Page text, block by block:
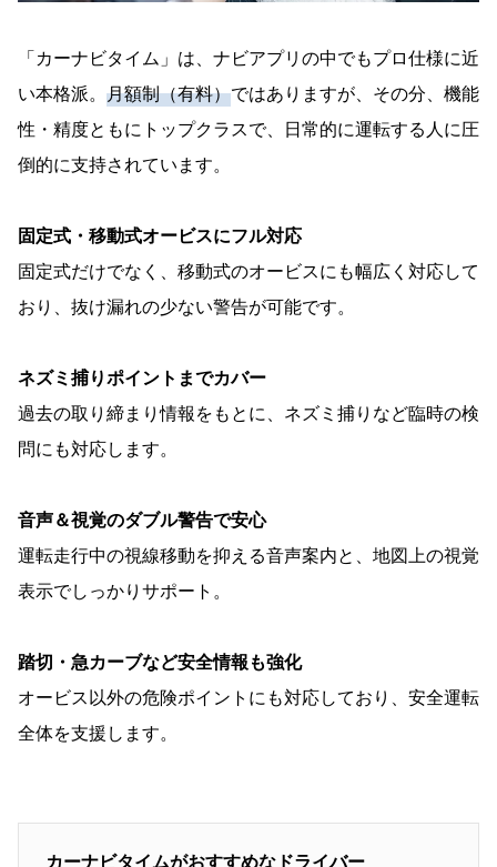
「カーナビタイム」は、ナビアプリの中でもプロ仕様に近
い本格派。 月額制（有料）ではありますが、その分、機能
性・精度ともにトップクラスで、日常的に運転する人に圧
倒的に支持されています。
固定式・移動式オービスにフル対応
固定式だけでなく、移動式のオービスにも幅広く対応して
おり、抜け漏れの少ない警告が可能です。
ネズミ捕りポイントまでカバー
過去の取り締まり情報をもとに、ネズミ捕りなど臨時の検
問にも対応します。
音声＆視覚のダブル警告で安心
運転走行中の視線移動を抑える音声案内と、地図上の視覚
表示でしっかりサポート。
踏切・急カーブなど安全情報も強化
オービス以外の危険ポイントにも対応しており、安全運転
全体を支援します。
カーナビタイムがおすすめなドライバー